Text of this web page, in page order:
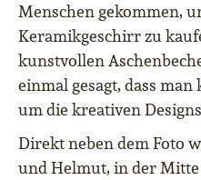
Menschen gekommen,
Keramikgeschirr zu
kunstvollen
einmal gesagt, dass
um die kreativen
Direkt neben dem Foto
und Helmut, in der